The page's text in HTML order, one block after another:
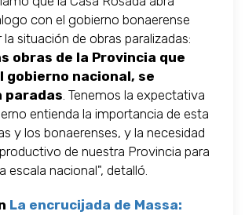
con el gobierno bonaerense
situación de obras paralizadas:
obras de la Provincia que
gobierno nacional, se
paradas. Tenemos la expectativa
entienda la importancia de esta
y los bonaerenses, y la necesidad
de nuestra Provincia para
escala nacional", detalló.
La encrucijada de Massa: